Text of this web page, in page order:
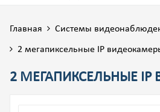
Главная Системы
2 мегапиксельные IP
2 МЕГАПИКСЕЛЬНЫЕ